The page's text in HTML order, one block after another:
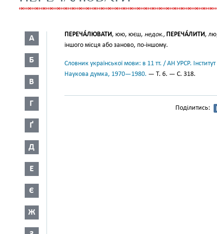
А
Б
В
Г
Ґ
Д
Е
Є
Ж
ПЕРЕЧА́ЛЮВАТИ, юю, юєш, недок., ПЕРЕЧА́ЛИТИ,
іншого місця або заново, по-іншому.
Словник української мови: в 11 тт. / АН УРСР.
Наукова думка, 1970—1980. — Т. 6. — С. 318.
Поділитись: